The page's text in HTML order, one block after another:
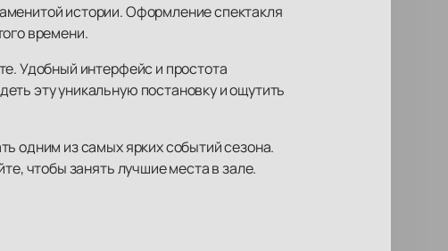
истории. Оформление спектакля
времени.
Удобный интерфейс и простота
эту уникальную постановку и ощутить
одним из самых ярких событий сезона.
чтобы занять лучшие места в зале.